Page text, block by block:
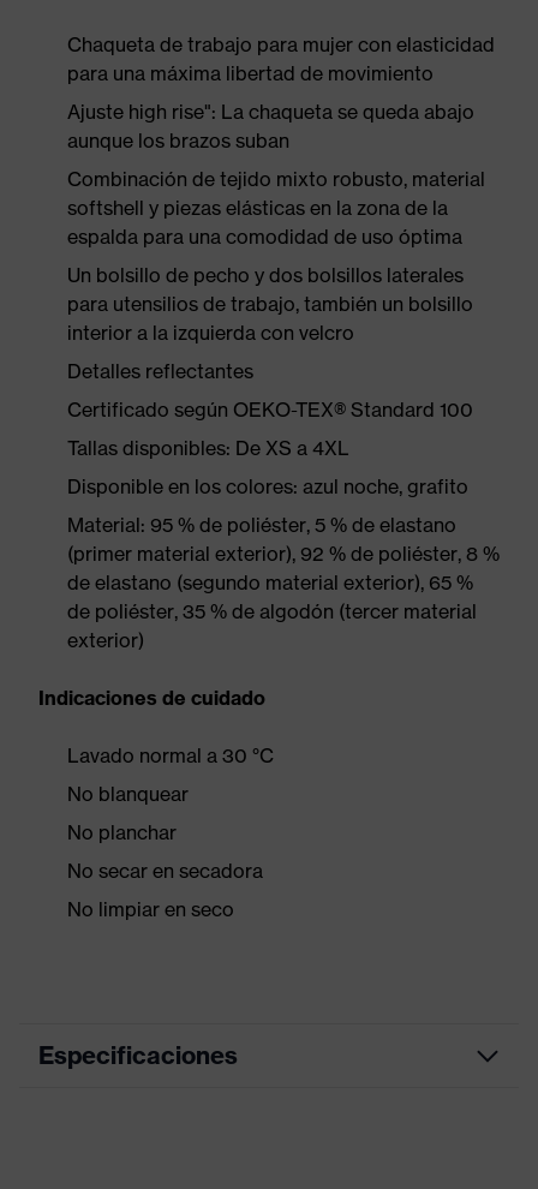
Chaqueta de trabajo para mujer con elasticidad
para una máxima libertad de movimiento
Ajuste high rise": La chaqueta se queda abajo
aunque los brazos suban
Combinación de tejido mixto robusto, material
softshell y piezas elásticas en la zona de la
espalda para una comodidad de uso óptima
Un bolsillo de pecho y dos bolsillos laterales
para utensilios de trabajo, también un bolsillo
interior a la izquierda con velcro
Detalles reflectantes
Certificado según OEKO-TEX® Standard 100
Tallas disponibles: De XS a 4XL
Disponible en los colores: azul noche, grafito
Material: 95 % de poliéster, 5 % de elastano
(primer material exterior), 92 % de poliéster, 8 %
de elastano (segundo material exterior), 65 %
de poliéster, 35 % de algodón (tercer material
exterior)
Indicaciones de cuidado
Lavado normal a 30 °C
No blanquear
No planchar
No secar en secadora
No limpiar en seco
Especificaciones